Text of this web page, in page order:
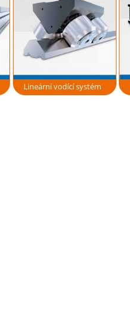
Lineární vodící systém